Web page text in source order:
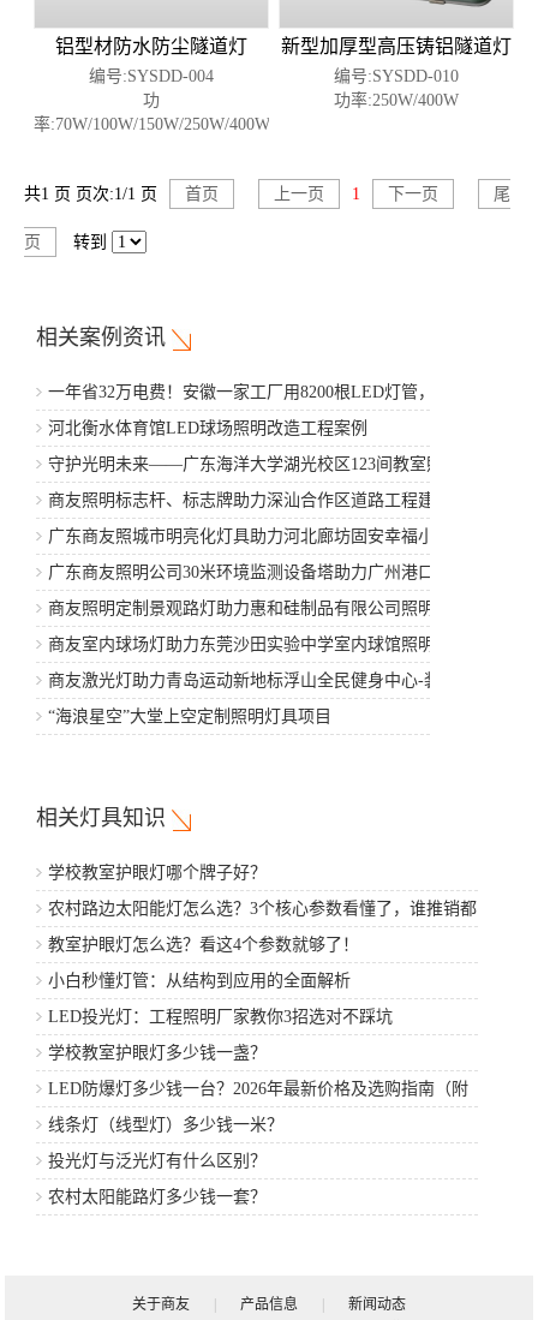
铝型材防水防尘隧道灯
编号:SYSDD-004
功
率:70W/100W/150W/250W/400W
新型加厚型高压铸铝隧道灯
编号:SYSDD-010
功率:250W/400W
共1 页 页次:1/1 页 首页 上一页 1 下一页 尾
页 转到
相关案例资讯
一年省32万电费！安徽一家工厂用8200根LED灯管，5年省
出一辆豪车
河北衡水体育馆LED球场照明改造工程案例
守护光明未来——广东海洋大学湖光校区123间教室照明改
造工程案例
商友照明标志杆、标志牌助力深汕合作区道路工程建设
广东商友照城市明亮化灯具助力河北廊坊固安幸福小区项
目建设
广东商友照明公司30米环境监测设备塔助力广州港口工程
商友照明定制景观路灯助力惠和硅制品有限公司照明亮化
建设
商友室内球场灯助力东莞沙田实验中学室内球馆照明工程
项目
商友激光灯助力青岛运动新地标浮山全民健身中心-装修工
程
“海浪星空”大堂上空定制照明灯具项目
相关灯具知识
学校教室护眼灯哪个牌子好？
农村路边太阳能灯怎么选？3个核心参数看懂了，谁推销都
不怕
教室护眼灯怎么选？看这4个参数就够了！
小白秒懂灯管：从结构到应用的全面解析
LED投光灯：工程照明厂家教你3招选对不踩坑
学校教室护眼灯多少钱一盏？
LED防爆灯多少钱一台？2026年最新价格及选购指南（附
厂家推荐）
线条灯（线型灯）多少钱一米？
投光灯与泛光灯有什么区别？
农村太阳能路灯多少钱一套？
关于商友 产品信息 新闻动态